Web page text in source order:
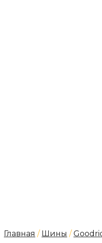
Главная / Шины /